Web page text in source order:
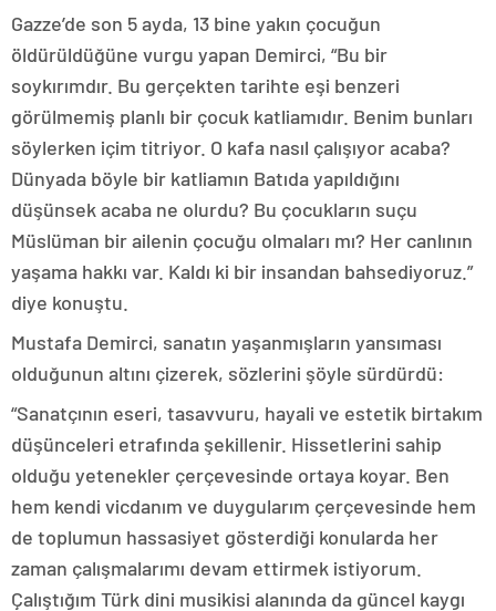
Gazze’de son 5 ayda, 13 bine yakın çocuğun
öldürüldüğüne vurgu yapan Demirci, “Bu bir
soykırımdır. Bu gerçekten tarihte eşi benzeri
görülmemiş planlı bir çocuk katliamıdır. Benim bunları
söylerken içim titriyor. O kafa nasıl çalışıyor acaba?
Dünyada böyle bir katliamın Batıda yapıldığını
düşünsek acaba ne olurdu? Bu çocukların suçu
Müslüman bir ailenin çocuğu olmaları mı? Her canlının
yaşama hakkı var. Kaldı ki bir insandan bahsediyoruz.”
diye konuştu.
Mustafa Demirci, sanatın yaşanmışların yansıması
olduğunun altını çizerek, sözlerini şöyle sürdürdü:
“Sanatçının eseri, tasavvuru, hayali ve estetik birtakım
düşünceleri etrafında şekillenir. Hissetlerini sahip
olduğu yetenekler çerçevesinde ortaya koyar. Ben
hem kendi vicdanım ve duygularım çerçevesinde hem
de toplumun hassasiyet gösterdiği konularda her
zaman çalışmalarımı devam ettirmek istiyorum.
Çalıştığım Türk dini musikisi alanında da güncel kaygı